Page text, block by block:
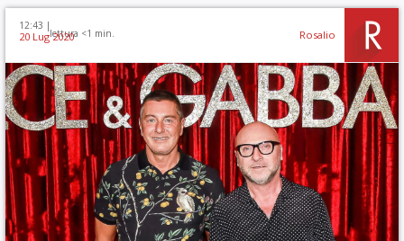
12:43 |
lettura <1 min.
20 Lug 2020 Rosalio